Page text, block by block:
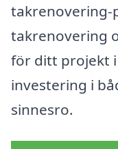
takrenovering-
takrenovering
för ditt projekt
investering i
sinnesro.